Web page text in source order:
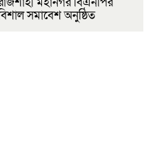
সমাবেশ অনুষ্ঠিত